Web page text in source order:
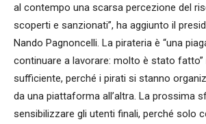
al contempo una scarsa percezione del
scoperti e sanzionati”, ha aggiunto il
Nando Pagnoncelli. La pirateria è “una
continuare a lavorare: molto è stato fatto”
sufficiente, perché i pirati si stanno
da una piattaforma all’altra. La prossima
sensibilizzare gli utenti finali, perché solo